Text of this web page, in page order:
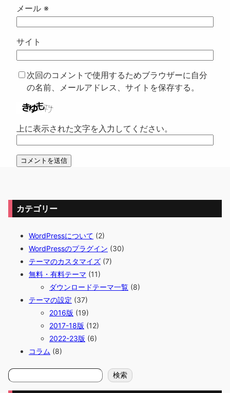
メール ※
サイト
次回のコメントで使用するためブラウザーに自分
の名前、メールアドレス、サイトを保存する。
上に表示された文字を入力してください。
カテゴリー
WordPressについて (2)
WordPressのプラグイン (30)
テーマのカスタマイズ (7)
無料・有料テーマ (11)
ダウンロードテーマ一覧 (8)
テーマの設定 (37)
2016版 (19)
2017-18版 (12)
2022-23版 (6)
コラム (8)
検
索
検索